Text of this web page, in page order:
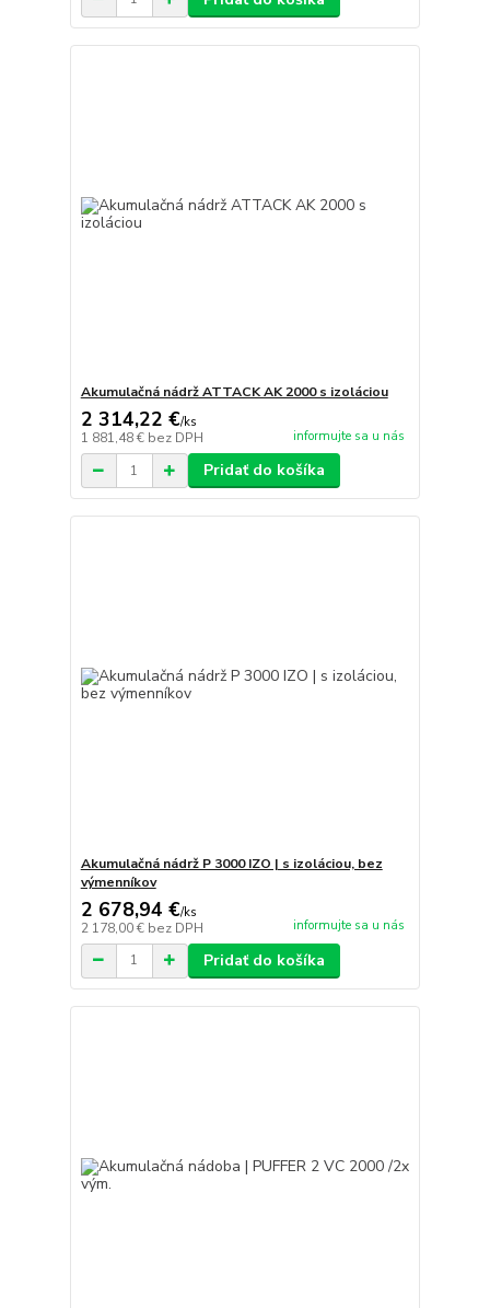
Akumulačná nádrž ATTACK AK 2000 s izoláciou
2 314,22 €/ks
1 881,48 € bez DPH informujte sa u nás
Pridať do košíka
Akumulačná nádrž P 3000 IZO | s izoláciou, bez
výmenníkov
2 678,94 €/ks
2 178,00 € bez DPH informujte sa u nás
Pridať do košíka